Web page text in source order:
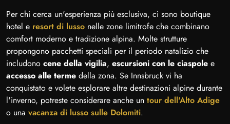
Per chi cerca un'esperienza più esclusiva, ci sono boutique
hotel e resort di lusso nelle zone limitrofe che combinano
comfort moderno e tradizione alpina. Molte strutture
propongono pacchetti speciali per il periodo natalizio che
includono cene della vigilia, escursioni con le ciaspole e
accesso alle terme della zona. Se Innsbruck vi ha
conquistato e volete esplorare altre destinazioni alpine durante
l'inverno, potreste considerare anche un tour dell'Alto Adige
o una vacanza di lusso sulle Dolomiti.